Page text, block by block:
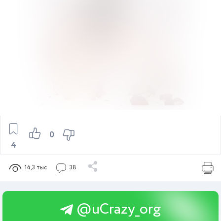
0
4
14,3 тыс 38
@uCrazy_org